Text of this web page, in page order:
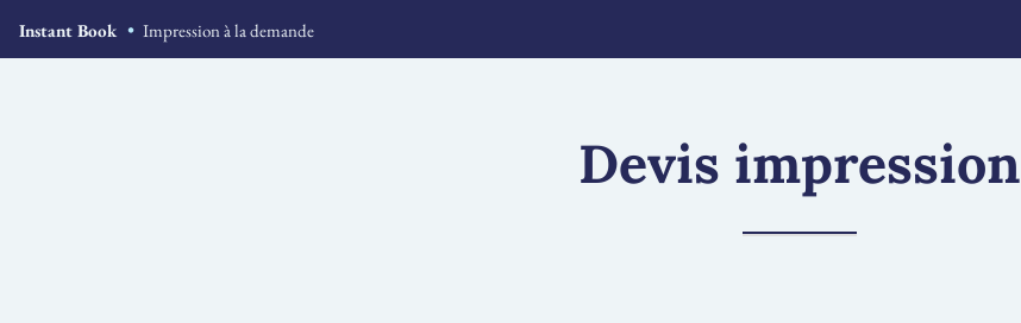
au
Instant Book Impression à la demande
Devis impression